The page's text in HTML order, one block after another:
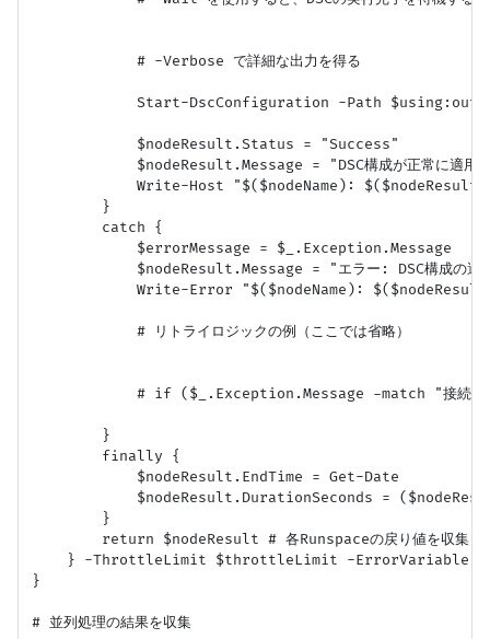
            # -Verbose で詳細な出力を得る
Start-DscConfiguration -Path
            $nodeResult.Status = "Success"
$nodeResult.Message = "DSC構成が正常に適用さ
Write-Host "$($nodeName):
        }
        catch {
            $errorMessage = $_.Exception.Message
$nodeResult.Message = "エラー: DSC構成の適
Write-Error "$($nodeName):
            # リトライロジックの例（ここでは省略）
# if ($_.Exception.Message -match "接続
        }
        finally {
            $nodeResult.EndTime = Get-Date
$nodeResult.DurationSeconds =
        }
        return $nodeResult # 各Runspaceの戻り値を収集
} -ThrottleLimit $throttleLimit -ErrorVariable
}
# 並列処理の結果を収集